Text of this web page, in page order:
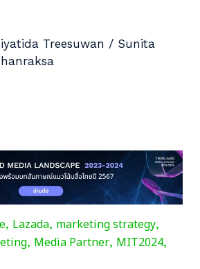
Treesuwan / Sunita
, Lazada, marketing strategy,
, Media Partner, MIT2024,